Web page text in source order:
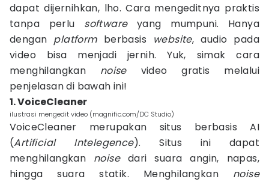
dapat dijernihkan, lho. Cara mengeditnya praktis
tanpa perlu software yang mumpuni. Hanya
dengan platform berbasis website, audio pada
video bisa menjadi jernih. Yuk, simak cara
menghilangkan noise video gratis melalui
penjelasan di bawah ini!
1. VoiceCleaner
ilustrasi mengedit video (magnific.com/DC Studio)
VoiceCleaner merupakan situs berbasis AI
(Artificial Intelegence). Situs ini dapat
menghilangkan noise dari suara angin, napas,
hingga suara statik. Menghilangkan noise